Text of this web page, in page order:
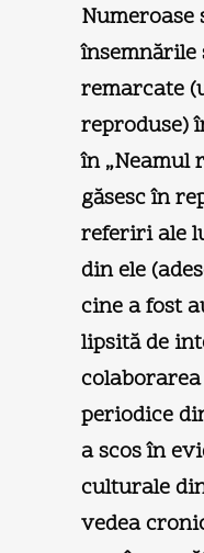
însemnările
remarcate
reproduse)
în „Neamul
găsesc în
referiri ale
din ele
cine a fost
lipsită de
periodice
a scos în
culturale
vedea